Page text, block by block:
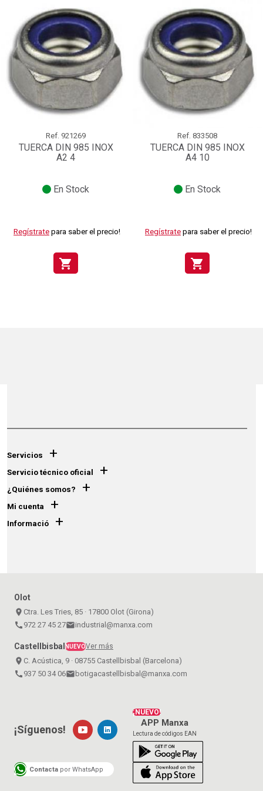
Ref. 921269
TUERCA DIN 985 INOX
A2 4
En Stock
Regístrate para saber el precio!
shopping_cart
Ref. 833508
TUERCA DIN 985 INOX
A4 10
En Stock
Regístrate para saber el precio!
shopping_cart
Servicios +
Servicio técnico oficial +
¿Quiénes somos? +
Mi cuenta +
Informació +
Olot
place Ctra. Les Tries, 85 · 17800 Olot (Girona)
call 972 27 45 27emailindustrial@manxa.com
CastellbisbalNUEVOVer más
place C. Acústica, 9 · 08755 Castellbisbal (Barcelona)
call 937 50 34 06emailbotigacastellbisbal@manxa.com
¡NUEVO!
APP Manxa
Lectura de códigos EAN
¡Síguenos!
Contacta por WhatsApp